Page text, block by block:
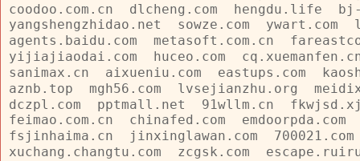
coodoo.com.cn
dlcheng.com hengdu.life
yangshengzhidao.net
sowze.com ywart.com
agents.baidu.com
metasoft.com.cn
yijiajiaodai.com
huceo.com
sanimax.cn
aixueniu.com eastups.com
aznb.top
mgh56.com lvsejianzhu.org
dczpl.com
pptmall.net 91wllm.cn
feimao.com.cn
chinafed.com
emdoorpda.com
fsjinhaima.cn
jinxinglawan.com
700021.com
xuchang.changtu.com
zcgsk.com